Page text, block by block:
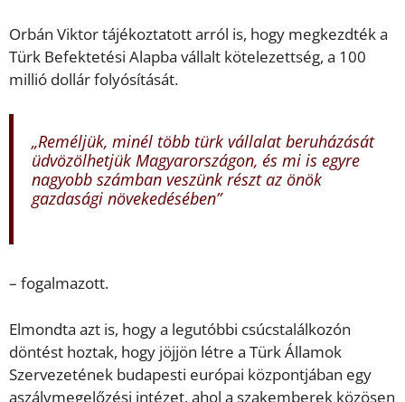
Orbán Viktor tájékoztatott arról is, hogy megkezdték a
Türk Befektetési Alapba vállalt kötelezettség, a 100
millió dollár folyósítását.
„Reméljük, minél több türk vállalat beruházását
üdvözölhetjük Magyarországon, és mi is egyre
nagyobb számban veszünk részt az önök
gazdasági növekedésében”
– fogalmazott.
Elmondta azt is, hogy a legutóbbi csúcstalálkozón
döntést hoztak, hogy jöjjön létre a Türk Államok
Szervezetének budapesti európai központjában egy
aszálymegelőzési intézet, ahol a szakemberek közösen